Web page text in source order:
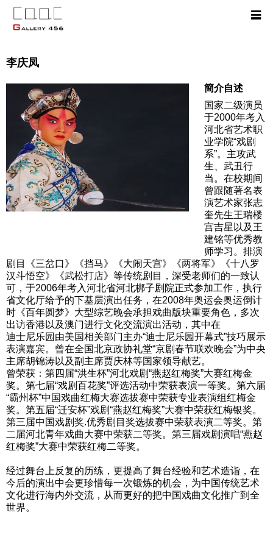
李庆凤
簡介自述
国家二级演员
于2000年考入
河北省艺术职
业学院“戏剧
系”。主攻武
生、武丑行
当。在校期间
曾跟随著名表
演艺术家张志
奎先生王瑞楼
宫吉星以及王
建铭等优秀教
师学习。排演
剧目《三岔口》《挡马》《大闹天宫》《两将军》《十八罗
汉斗悟空》《武松打店》等传统剧目，深受老师们的一致认
可，于2006年考入河北省河北梆子剧院正式参加工作，执行
省文化厅给予的下基层演出任务，在2008年奥运会奥运倒计
时《百年圆梦》大型综艺晚会承担戏曲版块重要角色，多次
出访香港以及澳门进行文化交流演出活动，其中在
迪士尼乐园由美国相关部门主办“迪士尼乐园开幕式”技巧展示
表演嘉宾。曾在全国北京政协礼堂“京剧春节联欢晚会”为中央
主席胡锦涛以及副主席贾庆林等国家领导献艺。
曾荣获：第四届“洪生杯”河北戏剧“燕赵红梅奖”大赛红梅金
奖。第七届“戏剧百花奖”评选活动中荣获表演一等奖。第六届
“霸州杯”中国戏曲红梅大赛选拔赛中荣获专业表演组红梅金
奖。第五届“迁安杯”戏剧“燕赵红梅奖”大赛中荣获红梅银奖。
第三届中国戏剧奖.优秀剧目奖选拔赛中荣获表演二等奖。第
二届河北青年戏曲大赛中荣获二等奖。第三届戏剧演唱“燕赵
红梅奖”大赛中荣获红梅二等奖。
经过舞台上反复的历练，更提高了舞台经验和艺术造诣，在
今后的演出中会更珍惜每一次锻炼的机会，为中国传统艺术
文化进行海内外交流，从而更好的把中国戏曲文化推广到全
世界。